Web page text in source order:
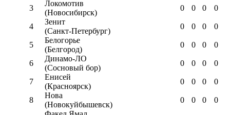
3
Локомотив
(Новосибирск)
0 0 0 0
4
Зенит
(Санкт-Петербург)
0 0 0 0
5
Белогорье
(Белгород)
0 0 0 0
6
Динамо-ЛО
(Сосновый бор)
0 0 0 0
7
Енисей
(Красноярск)
0 0 0 0
8
Нова
(Новокуйбышевск)
0 0 0 0